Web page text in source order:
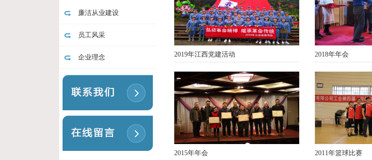
廉洁从业建设
员工风采
企业理念 2019年江西党建活动 2018年年会
2015年年会 2011年篮球比赛